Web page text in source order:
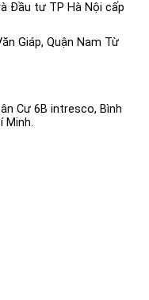
Đầu tư TP Hà Nội cấp
Giáp, Quận Nam Từ
Cư 6B intresco, Bình
Minh.